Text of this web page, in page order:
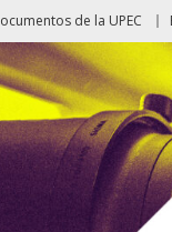
de la UPEC